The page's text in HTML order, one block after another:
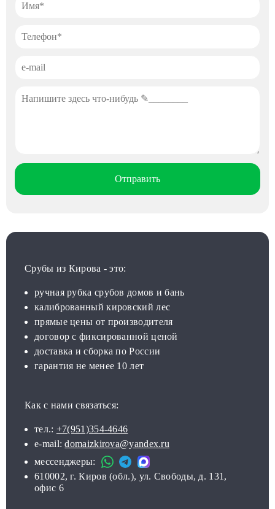
Срубы из Кирова - это:
ручная рубка срубов домов и бань
калиброванный кировский лес
прямые цены от производителя
договор с фиксированной ценой
доставка и сборка по России
гарантия не менее 10 лет
Как с нами связаться:
тел.: +7(951)354-4646
e-mail:domaizkirova@yandex.ru
мессенджеры:
610002, г. Киров (обл.), ул. Свободы, д. 131,
офис 6